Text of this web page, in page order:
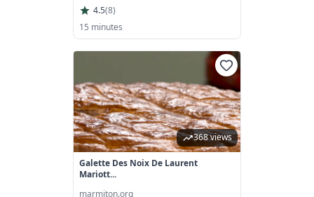
4.5(8)
15 minutes
368 views
Galette Des Noix De Laurent
Mariott...
marmiton.org